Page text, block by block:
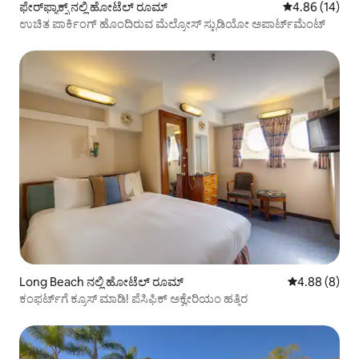
ಫೇರ್‌ಫ್ಯಾಕ್ಸ್ ನಲ್ಲಿ ಹೋಟೆಲ್ ರೂಮ್ 5 ರಲ್ಲಿ 4.86
4.86 (14)
ಉಚಿತ ಪಾರ್ಕಿಂಗ್ ಹೊಂದಿರುವ ಮೆಲ್ರೋಸ್ ಸ್ಟುಡಿಯೋ ಅಪಾರ್ಟ್‌ಮೆಂಟ್
Long Beach ನಲ್ಲಿ ಹೋಟೆಲ್ ರೂಮ್ 5 ರಲ್ಲಿ 4.88
4.88 (8)
ಕಂಫರ್ಟ್‌ಗೆ ಕ್ರೂಸ್ ಮಾಡಿ! ಪೆಸಿಫಿಕ್ ಅಕ್ವೇರಿಯಂ ಹತ್ತಿರ